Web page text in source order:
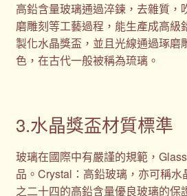
高鉛含量玻璃通過淬鍊，去雜質，
磨雕刻等工藝過程，能生產成高級
製化水晶獎盃，並且光線通過琢磨
色，在古代一般被稱為琉璃。
3.水晶獎盃材質標準
玻璃在國際中有嚴謹的規範，
品。Crystal：高鉛玻璃，亦可稱
之二十四的高鉛含量優良玻璃的保